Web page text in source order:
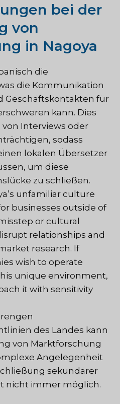
bei der
von
in Nagoya
die
die Kommunikation
Geschäftskontakten für
kann. Dies
Interviews oder
sodass
lokalen Übersetzer
um diese
zu schließen.
unfamiliar culture
businesses outside of
or cultural
relationships and
research. If
wish to operate
unique environment,
it with sensitivity
des Landes kann
von Marktforschung
Angelegenheit
sekundärer
nicht immer möglich.